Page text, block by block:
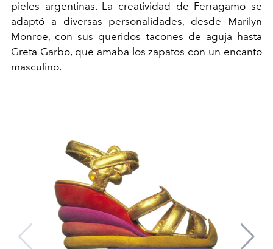
pieles argentinas. La creatividad de Ferragamose
adaptó a diversas personalidades, desde Marilyn
Monroe, con sus queridos tacones de aguja hasta
Greta Garbo, que amaba los zapatos con un encanto
masculino.